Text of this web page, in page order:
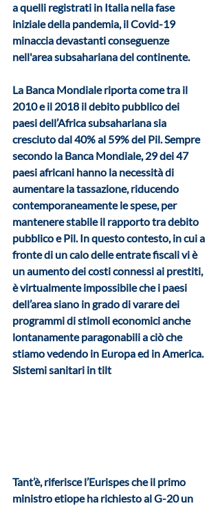
a quelli registrati in Italia nella fase
iniziale della pandemia, il Covid-19
minaccia devastanti conseguenze
nell'area subsahariana del continente.
La Banca Mondiale riporta come tra il
2010 e il 2018 il debito pubblico dei
paesi dell’Africa subsahariana sia
cresciuto dal 40% al 59% del Pil. Sempre
secondo la Banca Mondiale, 29 dei 47
paesi africani hanno la necessità di
aumentare la tassazione, riducendo
contemporaneamente le spese, per
mantenere stabile il rapporto tra debito
pubblico e Pil. In questo contesto, in cui a
fronte di un calo delle entrate fiscali vi è
un aumento dei costi connessi ai prestiti,
è virtualmente impossibile che i paesi
dell’area siano in grado di varare dei
programmi di stimoli economici anche
lontanamente paragonabili a ciò che
stiamo vedendo in Europa ed in America.
Sistemi sanitari in tilt
Tant’è, riferisce l’Eurispes che il primo
ministro etiope ha richiesto al G-20 un